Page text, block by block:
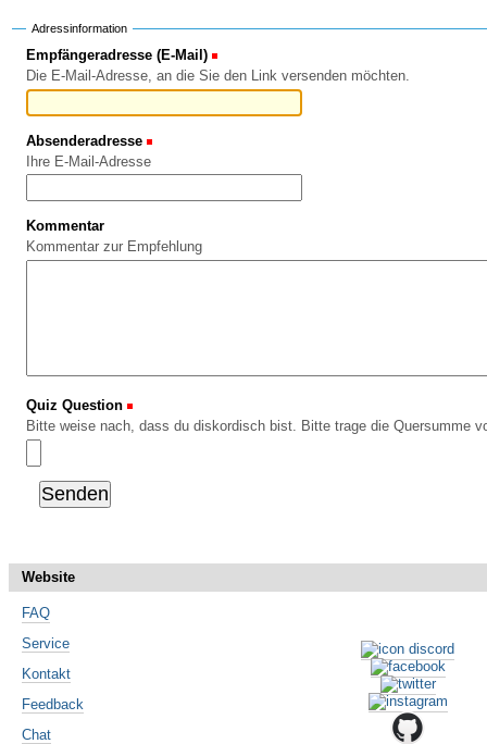
Adressinformation
Empfängeradresse (E-Mail)
Die E-Mail-Adresse, an die Sie den Link versenden möchten.
Absenderadresse
Ihre E-Mail-Adresse
Kommentar
Kommentar zur Empfehlung
Quiz Question
Bitte weise nach, dass du diskordisch bist. Bitte trage die Quersumme
Website
FAQ
Service
Kontakt
Feedback
Chat